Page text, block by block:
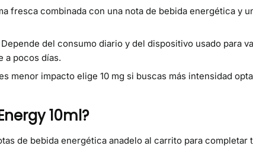
fresca combinada con una nota de bebida energética y
Depende del consumo diario y del dispositivo usado para
a pocos días.
menor impacto elige 10 mg si buscas más intensidad
10ml?
de bebida energética anadelo al carrito para